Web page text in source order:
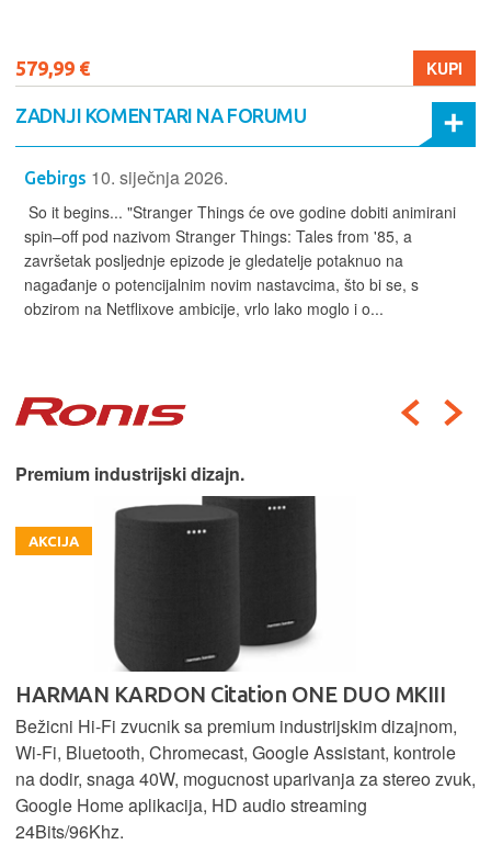
579,99 € KUPI
ZADNJI KOMENTARI NA FORUMU
Gebirgs 10. siječnja 2026.
So it begins... "Stranger Things će ove godine dobiti animirani
spin–off pod nazivom Stranger Things: Tales from '85, a
završetak posljednje epizode je gledatelje potaknuo na
nagađanje o potencijalnim novim nastavcima, što bi se, s
obzirom na Netflixove ambicije, vrlo lako moglo i o...
Premium industrijski dizajn.
AKCIJA
HARMAN KARDON Citation ONE DUO MKIII
Bežicni Hi-Fi zvucnik sa premium industrijskim dizajnom,
Wi-Fi, Bluetooth, Chromecast, Google Assistant, kontrole
na dodir, snaga 40W, mogucnost uparivanja za stereo zvuk,
Google Home aplikacija, HD audio streaming
24Bits/96Khz.